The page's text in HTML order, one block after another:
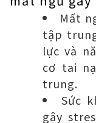
Mất
tập
lực và
cơ tai
trung.
Sức
gây